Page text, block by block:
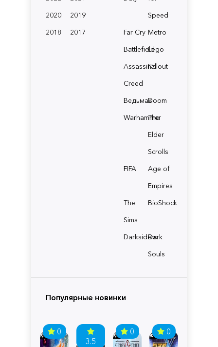
2020
2019
2018
2017
Speed
Far Cry Metro
BattlefieldLego
Assassin's
Creed
Fallout
ВедьмакDoom
Warhammer
The
Elder
Scrolls
FIFA
Age of
Empires
The
Sims
BioShock
Darksiders
Dark
Souls
Популярные новинки
0
3.5
0 0